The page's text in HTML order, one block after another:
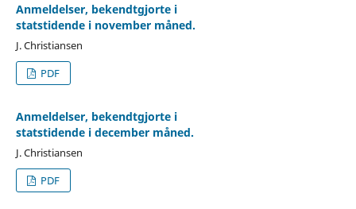
Anmeldelser, bekendtgjorte i
statstidende i november måned.
J. Christiansen
PDF
Anmeldelser, bekendtgjorte i
statstidende i december måned.
J. Christiansen
PDF